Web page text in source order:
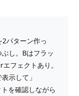
パターン作っ
し。Bはフラッ
フェクトあり。
示して」
を確認しながら